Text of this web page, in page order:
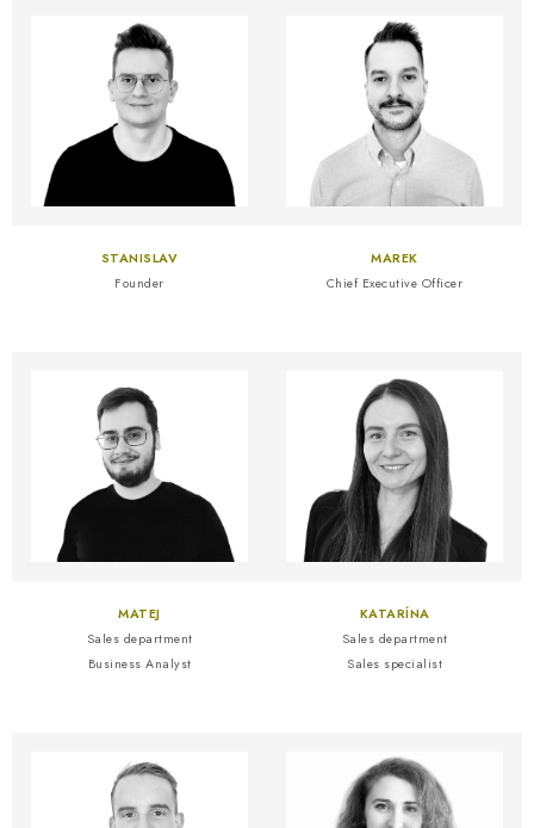
STANISLAV
Founder
MAREK
Chief Executive Officer
MATEJ
Sales department
Business Analyst
KATARÍNA
Sales department
Sales specialist